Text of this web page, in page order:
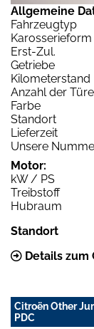
Allgemeine
Fahrzeugtyp
Karosserieform
Erst-Zul.
Getriebe
Kilometerstand
Anzahl der
Farbe
Standort
Lieferzeit
Unsere
Motor:
kW / PS
Treibstoff
Hubraum
Standort
Details
Citroën Other
PDC